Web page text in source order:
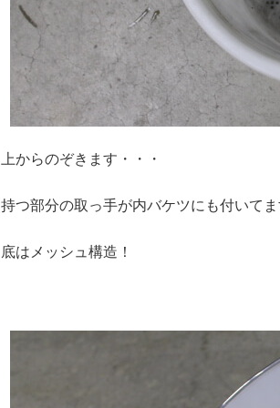
上からのぞきます・・・
持つ部分の取っ手が内バケツにも付いて
底はメッシュ構造！